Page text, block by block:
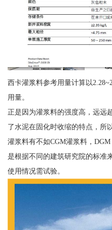
西卡灌浆料参考用量计算以
用量。
正是因为灌浆料的强度高，远远
了水泥在固化时收缩的特点，所
灌浆料有不如CGM灌浆料，
是根据不同的建筑研究院的标准
使用情况需试验。